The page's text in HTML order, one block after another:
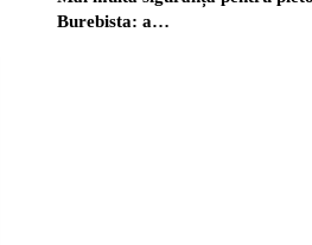
Burebista: a…